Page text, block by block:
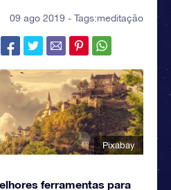
09 ago 2019 - Tags:meditação
Pixabay
ferramentas para